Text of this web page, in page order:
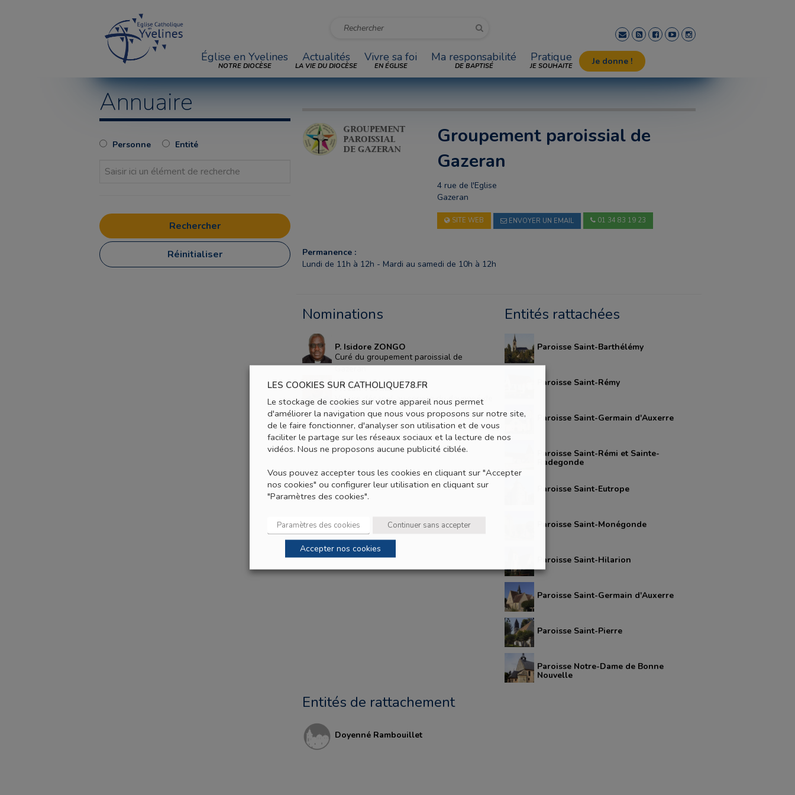
Église en Yvelines
NOTRE DIOCÈSE
Actualités
LA VIE DU DIOCÈSE
Vivre sa foi
EN ÉGLISE
Ma responsabilité
DE BAPTISÉ
Pratique
JE SOUHAITE Je donne !
Annuaire
Personne Entité
Réinitialiser
Groupement paroissial de
Gazeran
4 rue de l'Eglise
Gazeran
SITE WEB ENVOYER UN EMAIL 01 34 83 19 23
Permanence :
Lundi de 11h à 12h - Mardi au samedi de 10h à 12h
Nominations
P. Isidore ZONGO
Curé du groupement paroissial de
Gazeran
P. Jean TUMIEL
Vicaire décanal au service du doyenné de
Rambouillet
Entités rattachées
Paroisse Saint-Barthélémy
Paroisse Saint-Rémy
Paroisse Saint-Germain d'Auxerre
Paroisse Saint-Rémi et Sainte-
Radegonde
Paroisse Saint-Eutrope
Paroisse Saint-Monégonde
Paroisse Saint-Hilarion
Paroisse Saint-Germain d'Auxerre
Paroisse Saint-Pierre
Paroisse Notre-Dame de Bonne
Nouvelle
Entités de rattachement
Doyenné Rambouillet
LES COOKIES SUR CATHOLIQUE78.FR
Le stockage de cookies sur votre appareil nous permet
d'améliorer la navigation que nous vous proposons sur notre site,
de le faire fonctionner, d'analyser son utilisation et de vous
faciliter le partage sur les réseaux sociaux et la lecture de nos
vidéos. Nous ne proposons aucune publicité ciblée.
Vous pouvez accepter tous les cookies en cliquant sur "Accepter
nos cookies" ou configurer leur utilisation en cliquant sur
"Paramètres des cookies".
Paramètres des cookies Continuer sans accepter
Accepter nos cookies